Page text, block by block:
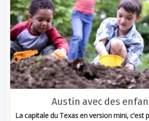
Austin avec des
La capitale du Texas en version mini, c’est